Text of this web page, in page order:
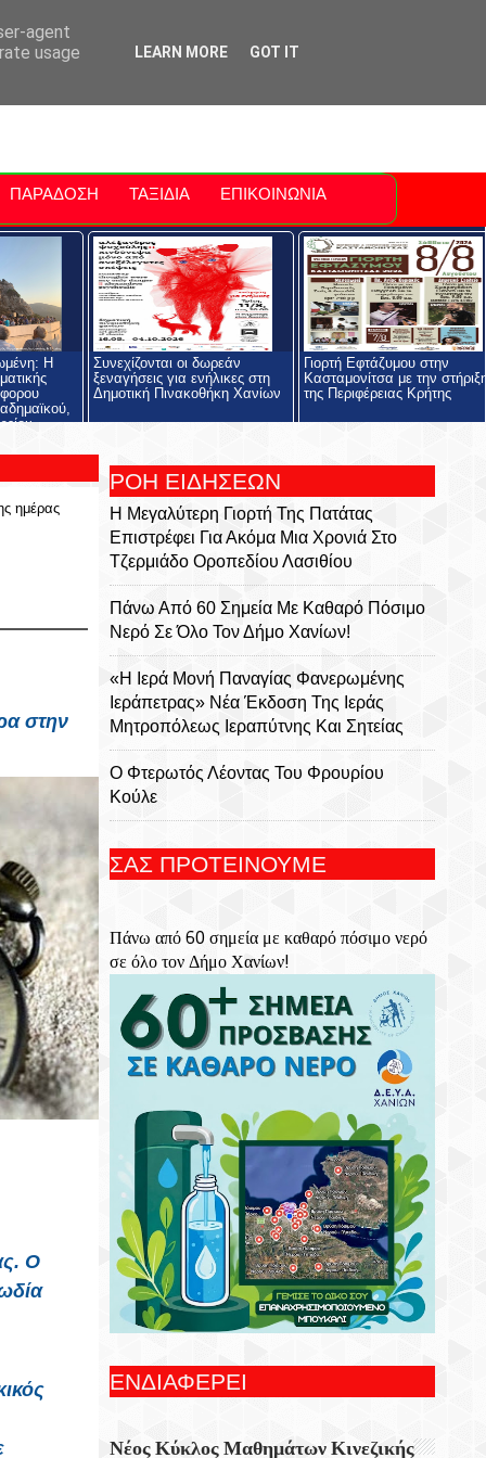
Polis
ΠΑΡΑΔΟΣΗ ΤΑΞΙΔΙΑ ΕΠΙΚΟΙΝΩΝΙΑ
Η
Συνεχίζονται οι δωρεάν
ξεναγήσεις για ενήλικες στη
Δημοτική Πινακοθήκη Χανίων
Γιορτή Εφτάζυμου στην
Κασταμονίτσα με την
της Περιφέρειας Κρήτης
ημέρας
στην
Ο
ΡΟΗ ΕΙΔΗΣΕΩΝ
Η Μεγαλύτερη Γιορτή Της Πατάτας
Επιστρέφει Για Ακόμα Μια Χρονιά Στο
Τζερμιάδο Οροπεδίου Λασιθίου
Πάνω Από 60 Σημεία Με Καθαρό Πόσιμο
Νερό Σε Όλο Τον Δήμο Χανίων!
«Η Ιερά Μονή Παναγίας Φανερωμένης
Ιεράπετρας» Νέα Έκδοση Της Ιεράς
Μητροπόλεως Ιεραπύτνης Και Σητείας
Ο Φτερωτός Λέοντας Του Φρουρίου
Κούλε
Εμβληματικής Μονής, Του Χριστόφορου
Του Ριζαρείου Ιδρύματος
Συνεχίζονται Οι Δωρεάν Ξεναγήσεις Για
Ενήλικες Στη Δημοτική Πινακοθήκη
Χανίων
Γιορτή Εφτάζυμου Στην Κασταμονίτσα Με
Την Στήριξη Της Περιφέρειας Κρήτης
Οι Παραστάσεις Στα Κηποθέατρα Του
Δήμου Ηρακλείου,τη Δευτέρα 10
Αυγούστου 2026
Ξεκίνησε Η Ετήσια Έρευνα Επισκεπτών
Του Epaithros+ Για Τον Τουρισμό
Υπαίθρου Στην Ελλάδα
«Αυτοσχεδιασμοί» Με Τον Σωτήρη
Αλεξάκη Και Τον Αλέξανδρο Κανακάκη
ΣΑΣ ΠΡΟΤΕΙΝΟΥΜΕ
Πάνω από 60 σημεία με καθαρό πόσιμο νερό
σε όλο τον Δήμο Χανίων!
ΕΝΔΙΑΦΕΡΕΙ
Νέος Κύκλος Μαθημάτων Κινεζικής
agent
usage
LEARN MORE GOT IT